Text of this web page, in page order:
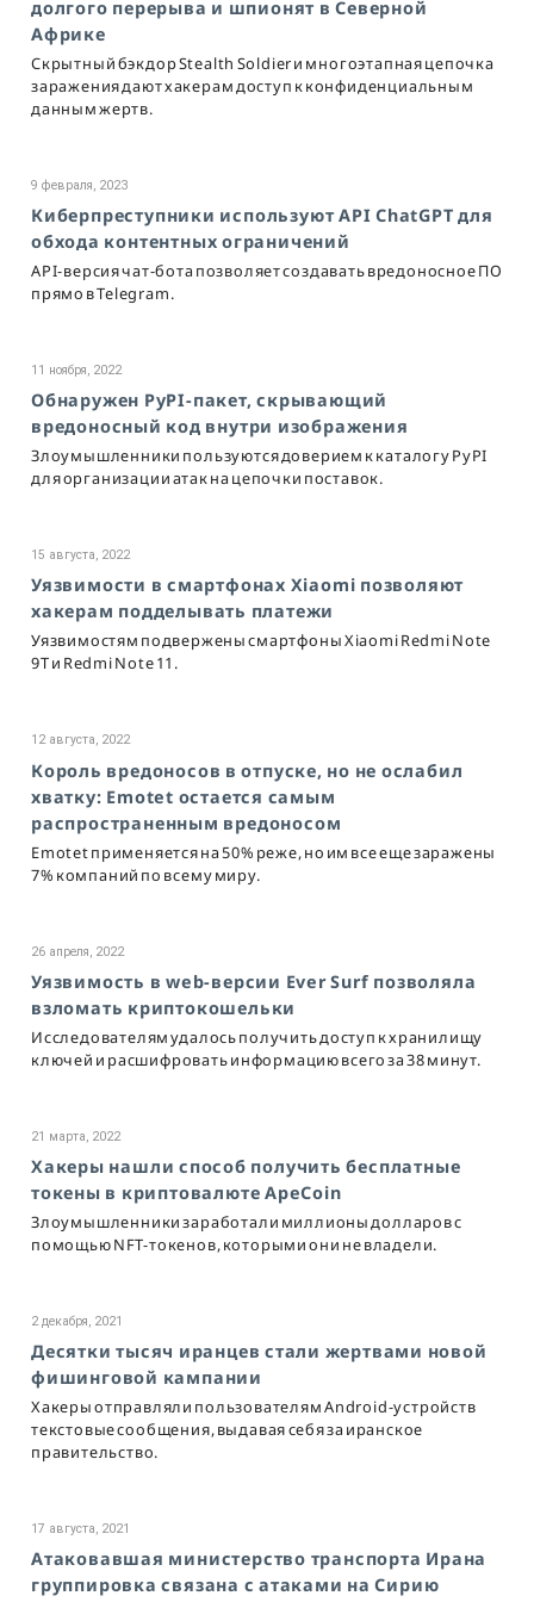
долгого перерыва и шпионят в Северной
Африке
Скрытный бэкдор Stealth Soldier и многоэтапная цепочка
заражения дают хакерам доступ к конфиденциальным
данным жертв.
9 февраля, 2023
Киберпреступники используют API ChatGPT для
обхода контентных ограничений
API-версия чат-бота позволяет создавать вредоносное ПО
прямо в Telegram.
11 ноября, 2022
Обнаружен PyPI-пакет, скрывающий
вредоносный код внутри изображения
Злоумышленники пользуются доверием к каталогу PyPI
для организации атак на цепочки поставок.
15 августа, 2022
Уязвимости в смартфонах Xiaomi позволяют
хакерам подделывать платежи
Уязвимостям подвержены смартфоны Xiaomi Redmi Note
9T и Redmi Note 11.
12 августа, 2022
Король вредоносов в отпуске, но не ослабил
хватку: Emotet остается самым
распространенным вредоносом
Emotet применяется на 50% реже, но им все еще заражены
7% компаний по всему миру.
26 апреля, 2022
Уязвимость в web-версии Ever Surf позволяла
взломать криптокошельки
Исследователям удалось получить доступ к хранилищу
ключей и расшифровать информацию всего за 38 минут.
21 марта, 2022
Хакеры нашли способ получить бесплатные
токены в криптовалюте ApeCoin
Злоумышленники заработали миллионы долларов с
помощью NFT-токенов, которыми они не владели.
2 декабря, 2021
Десятки тысяч иранцев стали жертвами новой
фишинговой кампании
Хакеры отправляли пользователям Android-устройств
текстовые сообщения, выдавая себя за иранское
правительство.
17 августа, 2021
Атаковавшая министерство транспорта Ирана
группировка связана с атаками на Сирию